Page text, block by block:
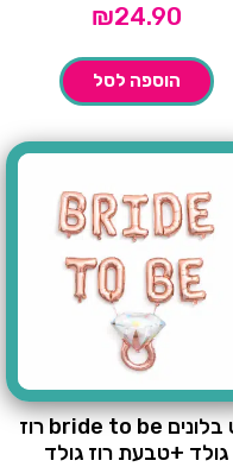
₪24.90
הוספה לסל
סט בלונים bride to be רוז
גולד +טבעת רוז גולד